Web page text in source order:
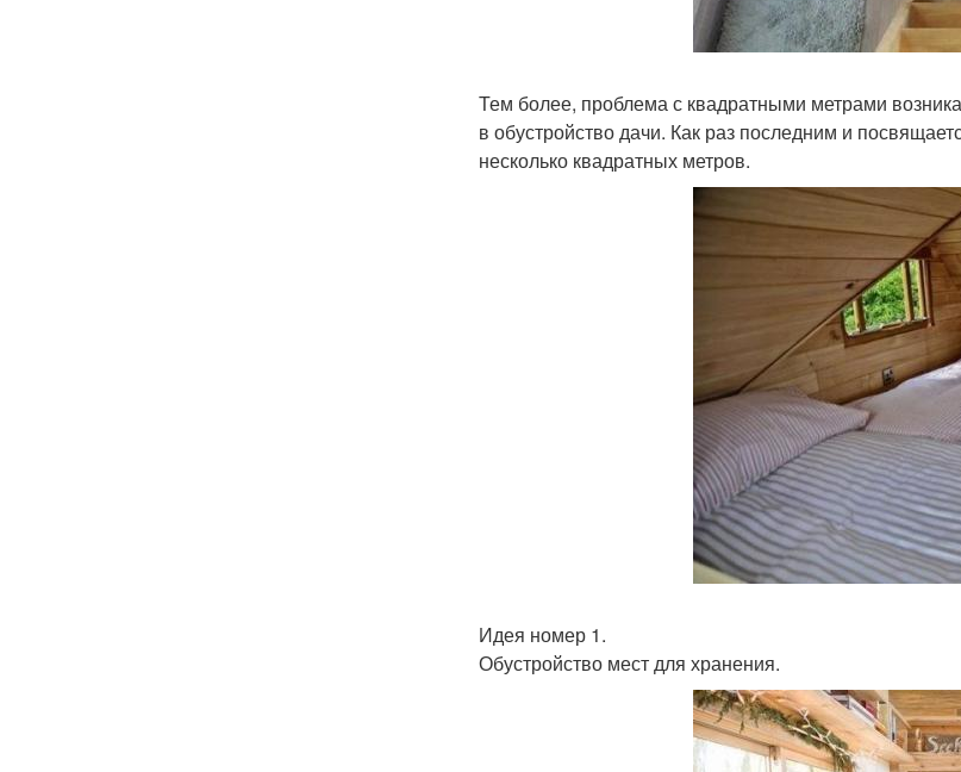
Тем более, проблема с квадратными метрами
в обустройство дачи. Как раз последним и
несколько квадратных метров.
Идея номер 1.
Обустройство мест для хранения.